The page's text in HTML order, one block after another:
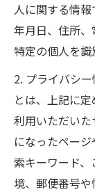
人に関する情
年月日、住所
特定の個人を識
2. プライバシ
とは、上記に
利用いただい
になったペー
索キーワード
境、郵便番号